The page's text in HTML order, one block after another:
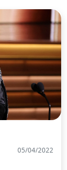
05/04/2022